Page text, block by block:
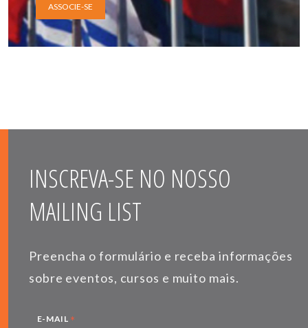
ASSOCIE-SE
INSCREVA-SE NO NOSSO
MAILING LIST
Preencha o formulário e receba informações
sobre eventos, cursos e muito mais.
E-MAIL *